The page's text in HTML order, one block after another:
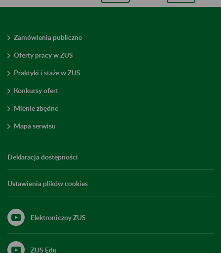
Zamówienia publiczne
Oferty pracy w ZUS
Praktyki i staże w ZUS
Konkursy ofert
Mienie zbędne
Mapa serwisu
Deklaracja dostępności
Ustawienia plików cookies
Elektroniczny ZUS
ZUS Edu